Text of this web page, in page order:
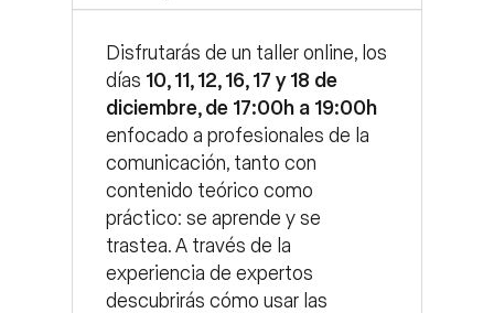
Disfrutarás de un taller online, los
días 10, 11, 12, 16, 17 y 18 de
diciembre, de 17:00h a 19:00h
enfocado a profesionales de la
comunicación, tanto con
contenido teórico como
práctico: se aprende y se
trastea. A través de la
experiencia de expertos
descubrirás cómo usar las